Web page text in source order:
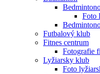
Foto
Futbalový klub
Fitnes centrum
Fotografie
Lyžiarsky klub
Foto